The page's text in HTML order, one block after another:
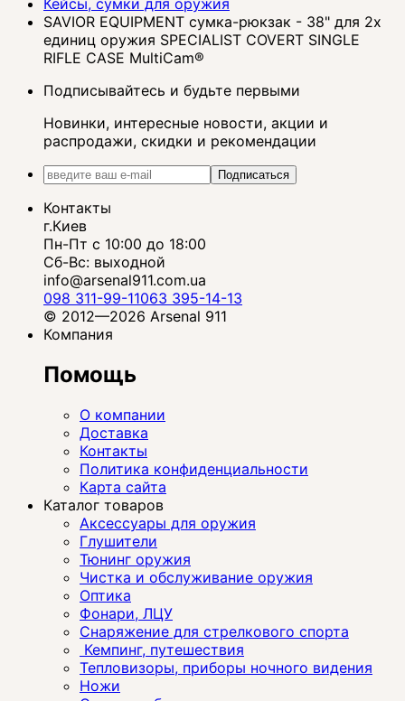
Кейсы, сумки для оружия
SAVIOR EQUIPMENT сумка-рюкзак - 38" для 2х
единиц оружия SPECIALIST COVERT SINGLE
RIFLE CASE MultiCam®
Подписывайтесь и будьте первыми
Новинки, интересные новости, акции и
распродажи, скидки и рекомендации
Подписаться
Контакты
г.Киев
Пн-Пт с 10:00 до 18:00
Сб-Вс: выходной
info@arsenal911.com.ua
098 311-99-11063 395-14-13
© 2012—2026 Arsenal 911
Компания
Помощь
О компании
Доставка
Контакты
Политика конфиденциальности
Карта сайта
Каталог товаров
Аксессуары для оружия
Глушители
Тюнинг оружия
Чистка и обслуживание оружия
Оптика
Фонари, ЛЦУ
Снаряжение для стрелкового спорта
Кемпинг, путешествия
Тепловизоры, приборы ночного видения
Ножи